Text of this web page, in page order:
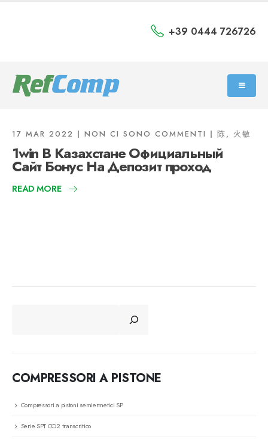
+39 0444 726726
17 MAR 2022 NON CI SONO COMMENTI 陈, 火敏
1win В Казахстане Официальный
Сайт Бонус На Депозит проход
READ MORE
COMPRESSORI A PISTONE
Compressori a pistoni semiermetici SP
Serie SPT CO2 transcritico